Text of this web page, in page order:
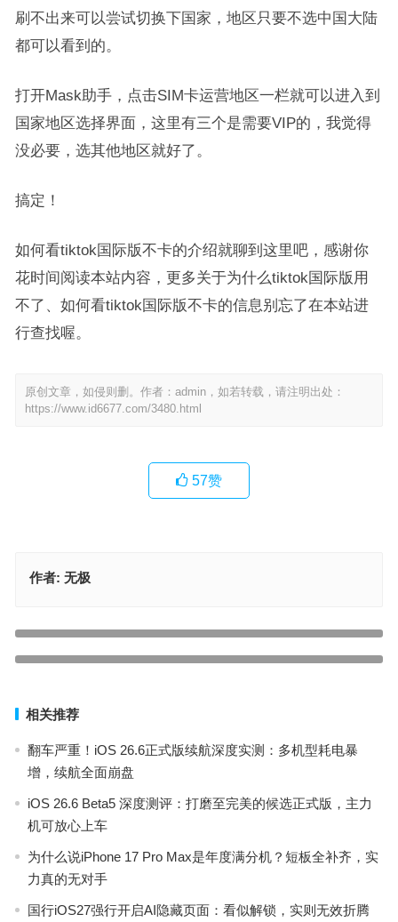
刷不出来可以尝试切换下国家，地区只要不选中国大陆
都可以看到的。
打开Mask助手，点击SIM卡运营地区一栏就可以进入到
国家地区选择界面，这里有三个是需要VIP的，我觉得
没必要，选其他地区就好了。
搞定！
如何看tiktok国际版不卡的介绍就聊到这里吧，感谢你
花时间阅读本站内容，更多关于为什么tiktok国际版用
不了、如何看tiktok国际版不卡的信息别忘了在本站进
行查找喔。
原创文章，如侵则删。作者：admin，如若转载，请注明出处：
https://www.id6677.com/3480.html
57赞
作者: 无极
相关推荐
翻车严重！iOS 26.6正式版续航深度实测：多机型耗电暴
增，续航全面崩盘
iOS 26.6 Beta5 深度测评：打磨至完美的候选正式版，主力
机可放心上车
为什么说iPhone 17 Pro Max是年度满分机？短板全补齐，实
力真的无对手
国行iOS27强行开启AI隐藏页面：看似解锁，实则无效折腾